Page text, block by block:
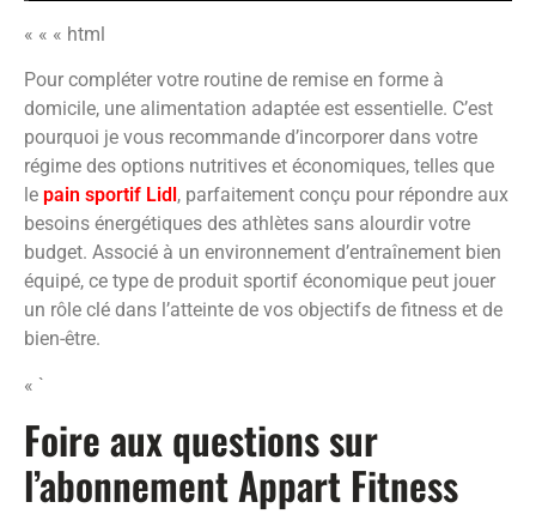
« « « html
Pour compléter votre routine de remise en forme à
domicile, une alimentation adaptée est essentielle. C’est
pourquoi je vous recommande d’incorporer dans votre
régime des options nutritives et économiques, telles que
le pain sportif Lidl, parfaitement conçu pour répondre aux
besoins énergétiques des athlètes sans alourdir votre
budget. Associé à un environnement d’entraînement bien
équipé, ce type de produit sportif économique peut jouer
un rôle clé dans l’atteinte de vos objectifs de fitness et de
bien-être.
« `
Foire aux questions sur
l’abonnement Appart Fitness